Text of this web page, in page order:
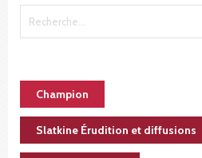
Champion
Slatkine Érudition et diffusions